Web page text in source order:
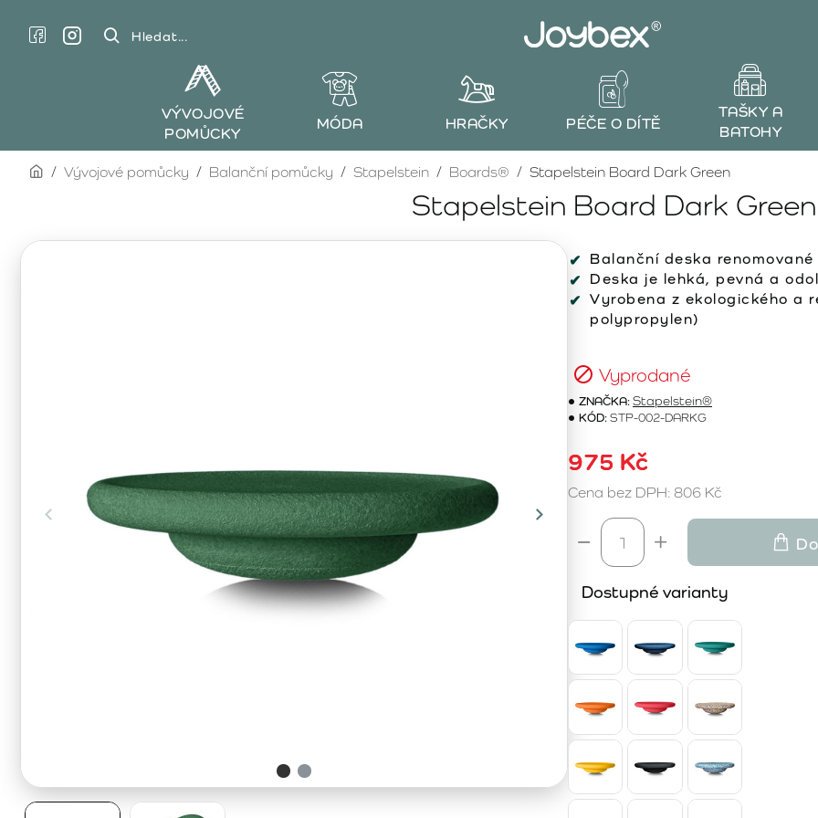
Hledat...
VÝVOJOVÉ
POMŮCKY
MÓDA HRAČKY PÉČE O DÍTĚ
TAŠKY A
BATOHY
Stapelstein Board Dark Green
homeVývojové pomůcky Balanční pomůcky Stapelstein Boards® Stapelstein Board Dark Green
Balanční deska
Deska je lehká, pevná a
Vyrobena z ekologického a
polypropylen)
Vyprodané
ZNAČKA:Stapelstein®
KÓD:STP-002-DARKG
975 Kč
Cena bez DPH: 806 Kč
Dostupné varianty